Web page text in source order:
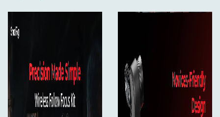
1x bezprzewodowy odbiornik silnika
1x Pierścień szybkiego zwalniania Follow Focus
1x Kabel USB-C do USB-C
1x klucz imbusowy